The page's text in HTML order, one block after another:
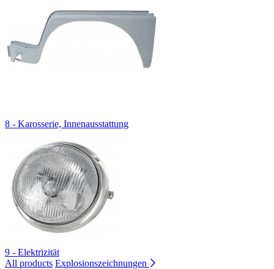
8 - Karosserie, Innenausstattung
9 - Elektrizität
All products Explosionszeichnungen